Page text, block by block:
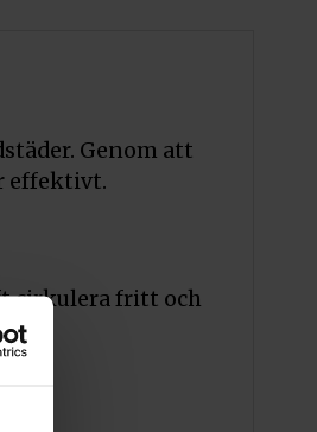
Genom att
effektivt.
cirkulera fritt och